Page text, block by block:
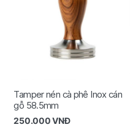
Tamper nén cà phê Inox cán
gỗ 58.5mm
250.000VNĐ